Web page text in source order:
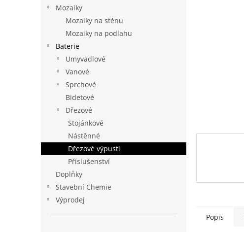
Mozaiky
Mozaiky na stěnu
Mozaiky na podlahu
Baterie
Umyvadlové
Vanové
Sprchové
Bidetové
Dřezové
Stojánkové
Nástěnné
Dřezové výpusti
Příslušenství
Doplňky
Stavební Chemie
Výprodej
Popis